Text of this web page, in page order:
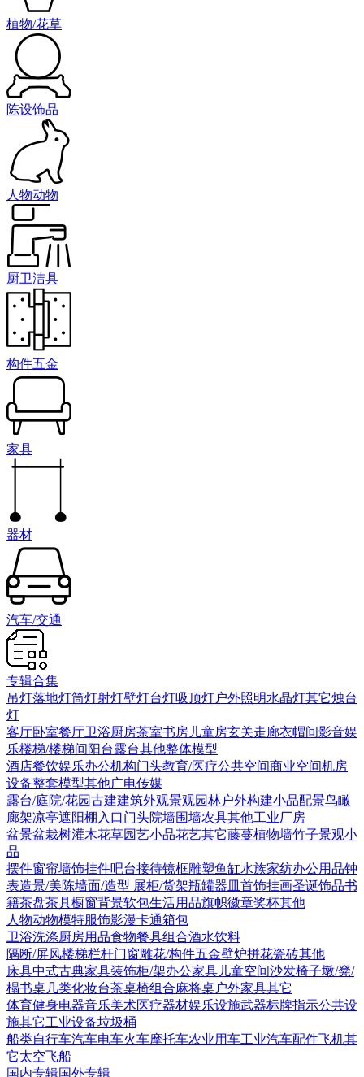
植物/花草
陈设饰品
人物动物
厨卫洁具
构件五金
家具
器材
汽车/交通
专辑合集
吊灯落地灯筒灯射灯壁灯台灯吸顶灯户外照明水晶灯其它烛台
灯
客厅卧室餐厅卫浴厨房茶室书房 儿童房玄关走廊衣帽间影音娱
乐楼梯/楼梯间 阳台露台其他整体模型
酒店餐饮娱乐办公机构门头教育/医疗公共空间商业空间机房
设备整套模型其他广电传媒
露台/庭院/花园古建建筑外观景观园林户外构建小品配景鸟瞰
廊架凉亭遮阳棚 入口门头院墙围墙农具其他工业厂房
盆景盆栽树灌木花草园艺小品花艺其它藤蔓植物墙竹子景观小
品
摆件窗帘墙饰挂件吧台接待镜框雕塑鱼缸水族家纺办公用品钟
表造景/美陈墙面/造型 展柜/货架瓶罐器皿 首饰挂画圣诞饰品书
籍茶盘茶具橱窗背景软包生活用品旗帜徽章奖杯其他
人物动物模特服饰影漫卡通箱包
卫浴洗涤厨房用品食物餐具组合酒水饮料
隔断/屏风楼梯栏杆门窗雕花/构件五金壁炉拼花瓷砖其他
床具中式古典家具装饰柜/架办公家具 儿童空间沙发椅子墩/凳/
榻书桌 几类化妆台茶桌椅组合麻将桌 户外家具其它
体育健身电器音乐美术医疗器材娱乐设施武器标牌指示公共设
施其它工业设备垃圾桶
船类自行车汽车电车火车摩托车农业用车工业汽车配件飞机其
它太空飞船
国内专辑国外专辑